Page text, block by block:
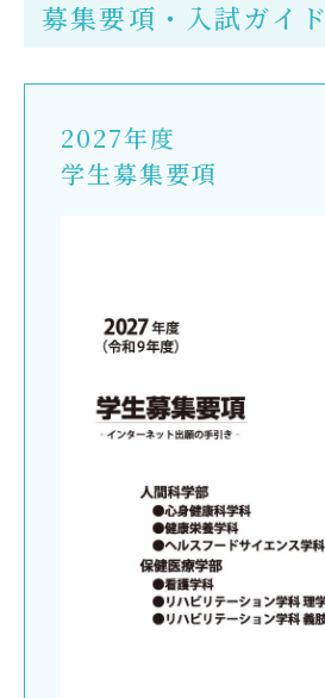
募集要項・入試ガイド
2027年度
学生募集要項